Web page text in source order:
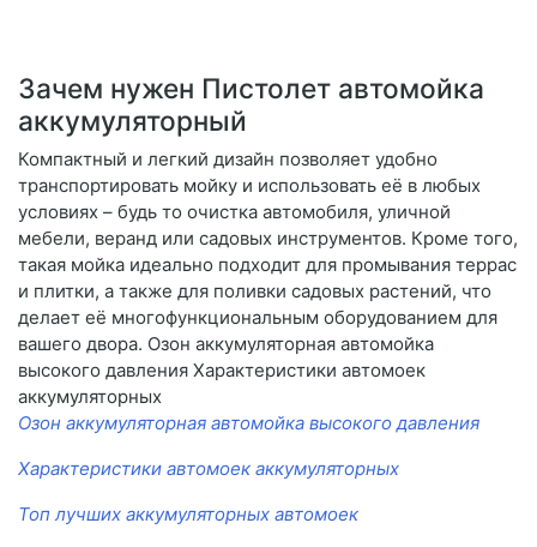
Зачем нужен Пистолет автомойка
аккумуляторный
Компактный и легкий дизайн позволяет удобно
транспортировать мойку и использовать её в любых
условиях – будь то очистка автомобиля, уличной
мебели, веранд или садовых инструментов. Кроме того,
такая мойка идеально подходит для промывания террас
и плитки, а также для поливки садовых растений, что
делает её многофункциональным оборудованием для
вашего двора. Озон аккумуляторная автомойка
высокого давления Характеристики автомоек
аккумуляторных
Озон аккумуляторная автомойка высокого давления
Характеристики автомоек аккумуляторных
Топ лучших аккумуляторных автомоек